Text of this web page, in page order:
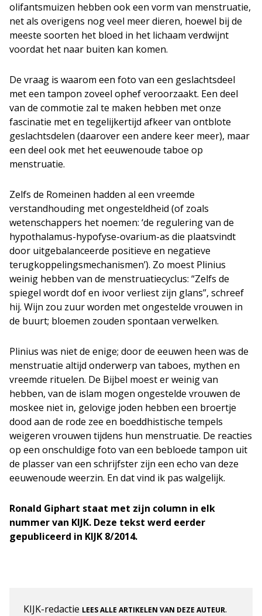
olifantsmuizen hebben ook een vorm van menstruatie,
net als overigens nog veel meer dieren, hoewel bij de
meeste soorten het bloed in het lichaam verdwijnt
voordat het naar buiten kan komen.
De vraag is waarom een foto van een geslachtsdeel
met een tampon zoveel ophef veroorzaakt. Een deel
van de commotie zal te maken hebben met onze
fascinatie met en tegelijkertijd afkeer van ontblote
geslachtsdelen (daarover een andere keer meer), maar
een deel ook met het eeuwenoude taboe op
menstruatie.
Zelfs de Romeinen hadden al een vreemde
verstandhouding met ongesteldheid (of zoals
wetenschappers het noemen: ‘de regulering van de
hypothalamus-hypofyse-ovarium-as die plaatsvindt
door uitgebalanceerde positieve en negatieve
terugkoppelingsmechanismen’). Zo moest Plinius
weinig hebben van de menstruatiecyclus: “Zelfs de
spiegel wordt dof en ivoor verliest zijn glans”, schreef
hij. Wijn zou zuur worden met ongestelde vrouwen in
de buurt; bloemen zouden spontaan verwelken.
Plinius was niet de enige; door de eeuwen heen was de
menstruatie altijd onderwerp van taboes, mythen en
vreemde rituelen. De Bijbel moest er weinig van
hebben, van de islam mogen ongestelde vrouwen de
moskee niet in, gelovige joden hebben een broertje
dood aan de rode zee en boeddhistische tempels
weigeren vrouwen tijdens hun menstruatie. De reacties
op een onschuldige foto van een bebloede tampon uit
de plasser van een schrijfster zijn een echo van deze
eeuwenoude weerzin. En dat vind ik pas walgelijk.
Ronald Giphart staat met zijn column in elk
nummer van KIJK. Deze tekst werd eerder
gepubliceerd in KIJK 8/2014.
KIJK-redactie LEES ALLE ARTIKELEN VAN DEZE AUTEUR.